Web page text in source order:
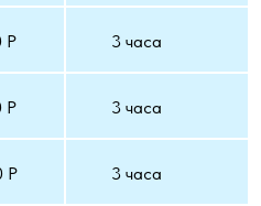
Р
Р
3 часа
3 часа
Р 3 часа